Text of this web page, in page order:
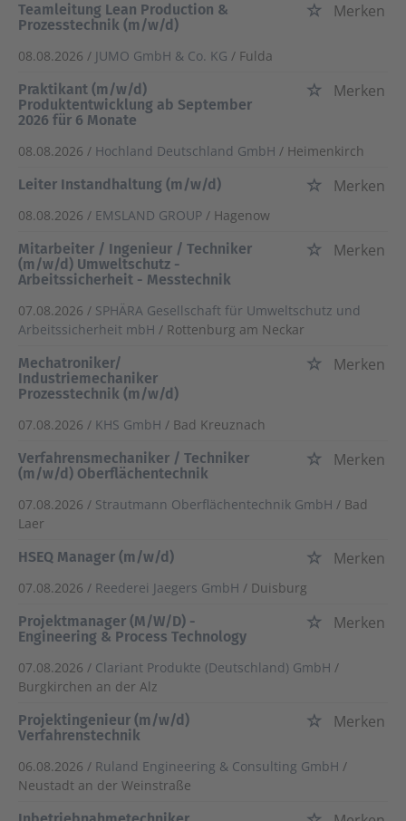
Teamleitung Lean Production &
Prozesstechnik (m/w/d)
Merken
08.08.2026 / JUMO GmbH & Co. KG / Fulda
Praktikant (m/w/d)
Produktentwicklung ab September
2026 für 6 Monate
Merken
08.08.2026 / Hochland Deutschland GmbH / Heimenkirch
Leiter Instandhaltung (m/w/d)
Merken
08.08.2026 / EMSLAND GROUP / Hagenow
Mitarbeiter / Ingenieur / Techniker
(m/w/d) Umweltschutz -
Arbeitssicherheit - Messtechnik
Merken
07.08.2026 / SPHÄRA Gesellschaft für Umweltschutz und
Arbeitssicherheit mbH / Rottenburg am Neckar
Mechatroniker/
Industriemechaniker
Prozesstechnik (m/w/d)
Merken
07.08.2026 / KHS GmbH / Bad Kreuznach
Verfahrensmechaniker / Techniker
(m/w/d) Oberflächentechnik
Merken
07.08.2026 / Strautmann Oberflächentechnik GmbH / Bad
Laer
HSEQ Manager (m/w/d)
Merken
07.08.2026 / Reederei Jaegers GmbH / Duisburg
Projektmanager (M/W/D) -
Engineering & Process Technology
Merken
07.08.2026 / Clariant Produkte (Deutschland) GmbH /
Burgkirchen an der Alz
Projektingenieur (m/w/d)
Verfahrenstechnik
Merken
06.08.2026 / Ruland Engineering & Consulting GmbH /
Neustadt an der Weinstraße